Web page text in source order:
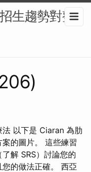
生趨勢對整
以下是 Ciaran 為肋
的圖片。 這些練習
解 SRS）討論您的
的做法正確。 西亞